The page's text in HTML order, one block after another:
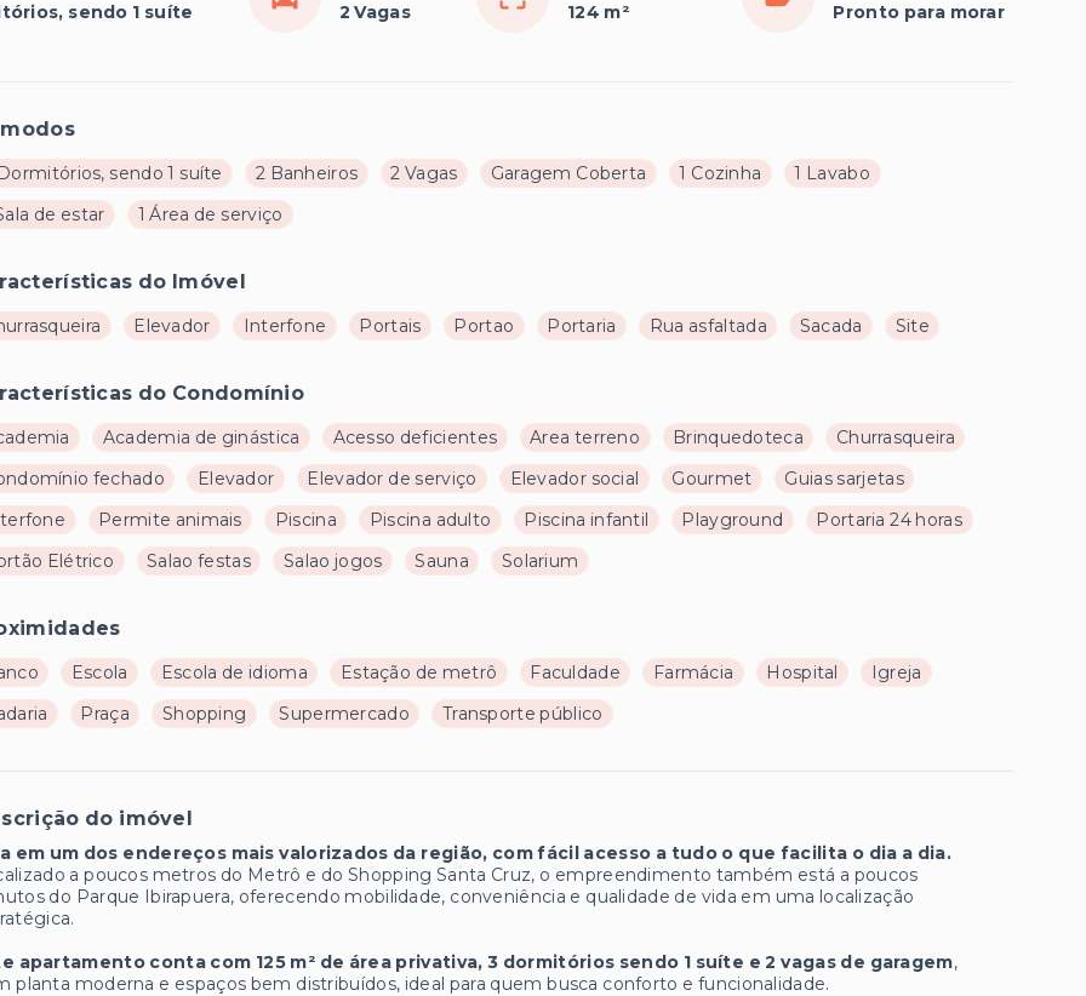
sendo 1 suíte
2 Vagas
124 m²
Pronto para morar
sendo 1 suíte 2 Banheiros 2 Vagas Garagem Coberta 1 Cozinha
1 Lavabo
de estar
1 Área de serviço
do Imóvel
Elevador Interfone Portais Portao Portaria Rua asfaltada Sacada Site
do Condomínio
Academia de ginástica Acesso deficientes Area terreno Brinquedoteca
Churrasqueira
fechado
Elevador Elevador de serviço Elevador social Gourmet
Guias sarjetas
Permite animais Piscina Piscina adulto Piscina infantil Playground
Portaria 24 horas
Elétrico
Salao festas Salao jogos Sauna Solarium
Escola Escola de idioma Estação de metrô Faculdade Farmácia Hospital
Igreja
Praça Shopping Supermercado Transporte público
do imóvel
em um dos endereços mais valorizados da região, com fácil acesso a tudo o que facilita o dia a dia.
a poucos metros do Metrô e do Shopping Santa Cruz, o empreendimento também está a poucos
do Parque Ibirapuera, oferecendo mobilidade, conveniência e qualidade de vida em uma localização
apartamento conta com 125 m² de área privativa, 3 dormitórios sendo 1 suíte e 2 vagas de garagem,
planta moderna e espaços bem distribuídos, ideal para quem busca conforto e funcionalidade.